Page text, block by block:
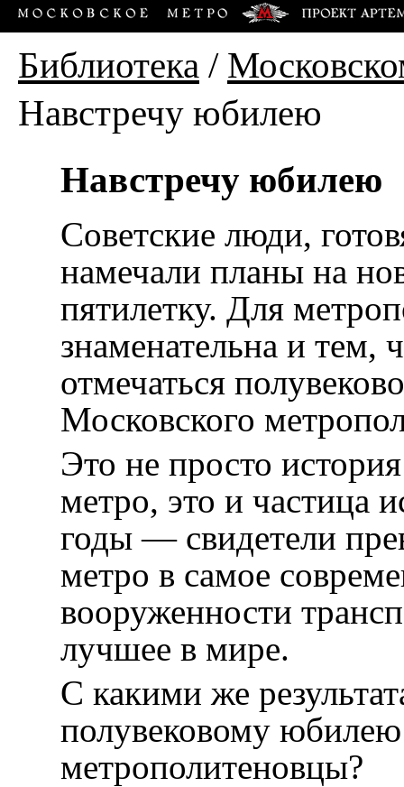
Библиотека /
Навстречу юбилею
Навстречу юбилею
Советские люди,
намечали планы на
пятилетку. Для
знаменательна и тем,
отмечаться
Московского
Это не просто
метро, это и частица
годы — свидетели
метро в самое
вооруженности
лучшее в мире.
С какими же
полувековому
метрополитеновцы?